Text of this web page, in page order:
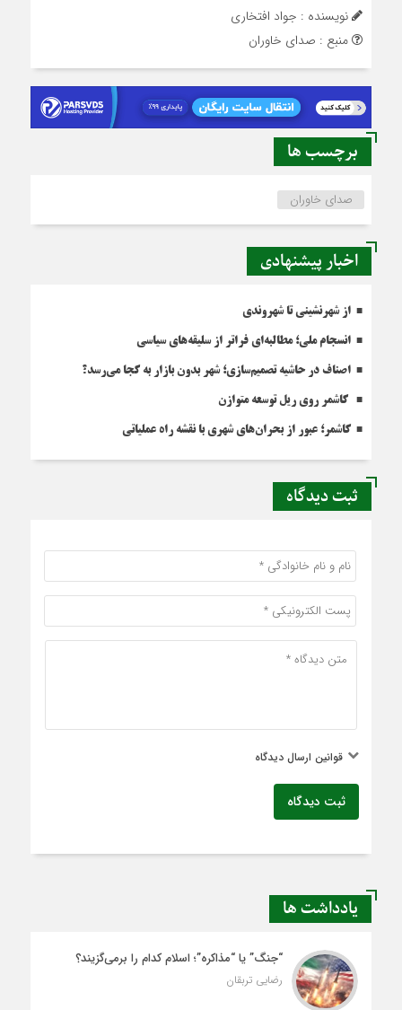
نویسنده : جواد افتخاری
منبع : صدای خاوران
برچسب ها
صدای خاوران
اخبار پیشنهادی
از شهرنشینی تا شهروندی
انسجام ملی؛ مطالبه‌ای فراتر از سلیقه‌های سیاسی
اصناف در حاشیه تصمیم‌سازی؛ شهر بدون بازار به کجا می‌رسد؟
کاشمر روی ریل توسعه متوازن
کاشمر؛ عبور از بحران‌های شهری با نقشه راه عملیاتی
ثبت دیدگاه
قوانین ارسال دیدگاه
ثبت دیدگاه
یادداشت ها
“جنگ” یا “مذاکره”؛ اسلام کدام را برمی‌گزیند؟
رضایی تربقان